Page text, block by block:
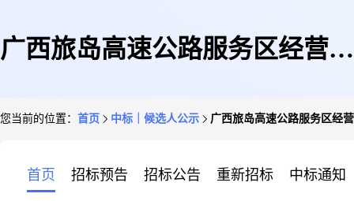
广西旅岛高速公路服务区经营有
您当前的位置： 首页 中标｜候选人公示 广西旅岛高速公路服务区经
首页 招标预告 招标公告 重新招标 中标通知